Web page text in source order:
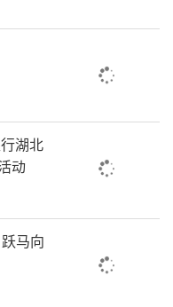
省，大部分属于经
基数，更容易取
是好事！可喜可
经济大省持续带
量最大的8省表现
湖北
动
马向